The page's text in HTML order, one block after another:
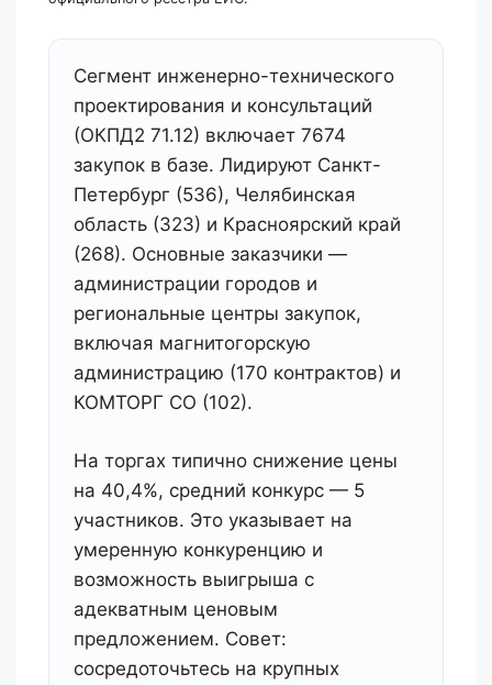
Сегмент инженерно-технического
проектирования и консультаций
(ОКПД2 71.12) включает 7674
закупок в базе. Лидируют Санкт-
Петербург (536), Челябинская
область (323) и Красноярский край
(268). Основные заказчики —
администрации городов и
региональные центры закупок,
включая магнитогорскую
администрацию (170 контрактов) и
КОМТОРГ СО (102).
На торгах типично снижение цены
на 40,4%, средний конкурс — 5
участников. Это указывает на
умеренную конкуренцию и
возможность выигрыша с
адекватным ценовым
предложением. Совет:
сосредоточьтесь на крупных